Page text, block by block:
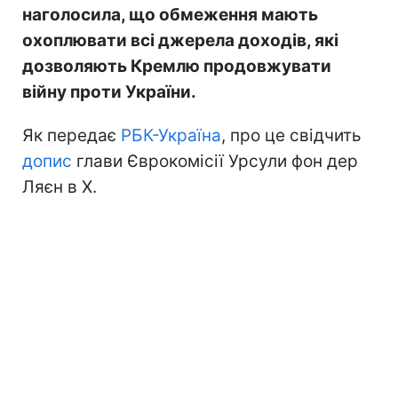
наголосила, що обмеження мають
охоплювати всі джерела доходів, які
дозволяють Кремлю продовжувати
війну проти України.
Як передає РБК-Україна, про це свідчить
допис глави Єврокомісії Урсули фон дер
Ляєн в Х.